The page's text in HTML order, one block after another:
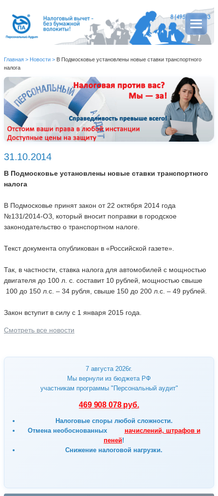
7 августа 2026г.
Мы вернули из бюджета РФ
участникам программы "Персональный аудит"
469 908 078 руб.
Налоговые споры любой сложности.
Отмена необоснованных начислений, штрафов и
пеней!
Снижение налоговой нагрузки.
Главная > Новости > В Подмосковье установлены новые ставки транспортного
налога
31.10.2014
В Подмосковье установлены новые ставки транспортного
налога
В Подмосковье принят закон от 22 октября 2014 года
№131/2014-ОЗ, который вносит поправки в городское
законодательство о транспортном налоге.
Текст документа опубликован в «Российской газете».
Так, в частности, ставка налога для автомобилей с мощностью
двигателя до 100 л. с. составит 10 рублей, мощностью свыше
100 до 150 л.с. – 34 рубля, свыше 150 до 200 л.с. – 49 рублей.
Закон вступит в силу с 1 января 2015 года.
Смотреть все новости